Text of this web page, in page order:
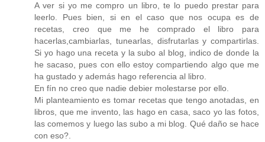
A ver si yo me compro un libro, te lo puedo prestar para
leerlo. Pues bien, si en el caso que nos ocupa es de
recetas, creo que me he comprado el libro para
hacerlas,cambiarlas, tunearlas, disfrutarlas y compartirlas.
Si yo hago una receta y la subo al blog, indico de donde la
he sacaso, pues con ello estoy compartiendo algo que me
ha gustado y además hago referencia al libro.
En fín no creo que nadie debier molestarse por ello.
Mi planteamiento es tomar recetas que tengo anotadas, en
libros, que me invento, las hago en casa, saco yo las fotos,
las comemos y luego las subo a mi blog. Qué daño se hace
con eso?.